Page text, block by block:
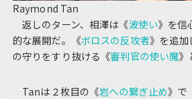
Raymond Tan
返しのターン、相澤は《波使い》を信
的な展開だ。《ボロスの反攻者》を追
の守りをすり抜ける《審判官の使い魔》
Tanは２枚目の《岩への繋ぎ止め》で